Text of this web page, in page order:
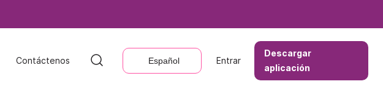
Contáctenos Español Entrar
Descargar
aplicación
Contáctenos Español Entrar
Descargar
aplicación